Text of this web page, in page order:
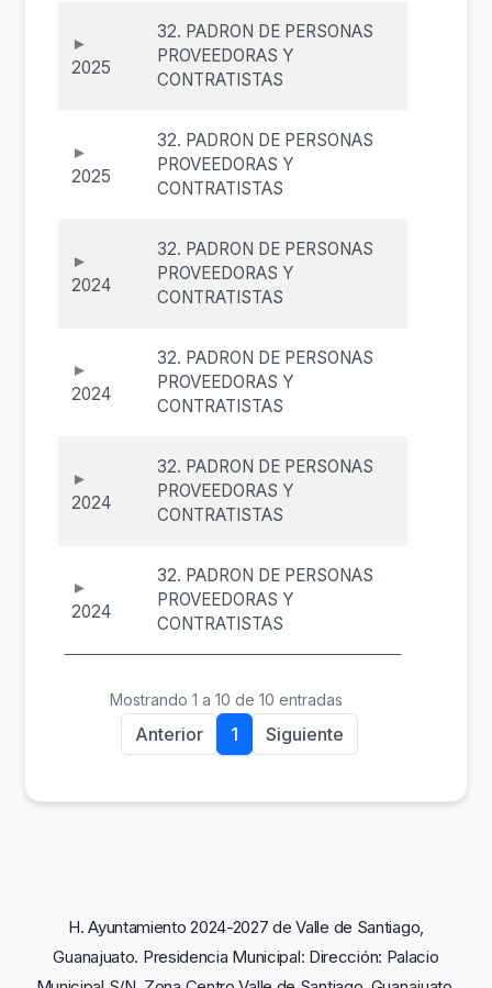
2025
32. PADRON DE PERSONAS
PROVEEDORAS Y
CONTRATISTAS
2025
32. PADRON DE PERSONAS
PROVEEDORAS Y
CONTRATISTAS
2024
32. PADRON DE PERSONAS
PROVEEDORAS Y
CONTRATISTAS
2024
32. PADRON DE PERSONAS
PROVEEDORAS Y
CONTRATISTAS
2024
32. PADRON DE PERSONAS
PROVEEDORAS Y
CONTRATISTAS
2024
32. PADRON DE PERSONAS
PROVEEDORAS Y
CONTRATISTAS
Mostrando 1 a 10 de 10 entradas
Anterior 1 Siguiente
H. Ayuntamiento 2024-2027 de Valle de Santiago,
Guanajuato. Presidencia Municipal: Dirección: Palacio